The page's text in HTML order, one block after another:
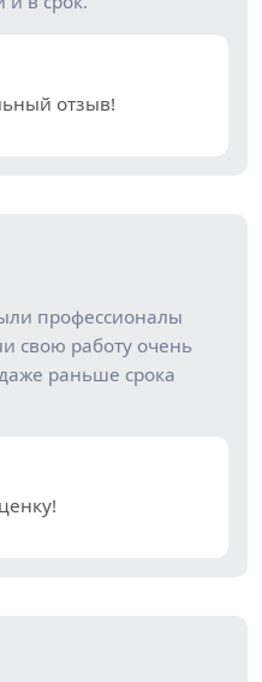
отзыв!
профессионалы
свою работу очень
раньше срока